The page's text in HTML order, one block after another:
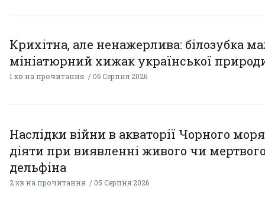
Крихітна, але ненажерлива: білозубка
мініатюрний хижак української
1 хв на прочитання 06 Серпня 2026
Наслідки війни в акваторії Чорного
діяти при виявленні живого чи
дельфіна
2 хв на прочитання 05 Серпня 2026